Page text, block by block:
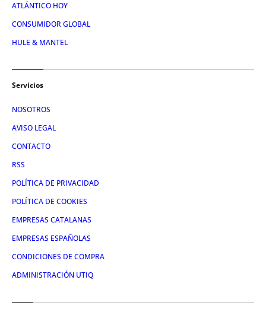
ATLÁNTICO HOY
CONSUMIDOR GLOBAL
HULE & MANTEL
Servicios
NOSOTROS
AVISO LEGAL
CONTACTO
RSS
POLÍTICA DE PRIVACIDAD
POLÍTICA DE COOKIES
EMPRESAS CATALANAS
EMPRESAS ESPAÑOLAS
CONDICIONES DE COMPRA
ADMINISTRACIÓN UTIQ